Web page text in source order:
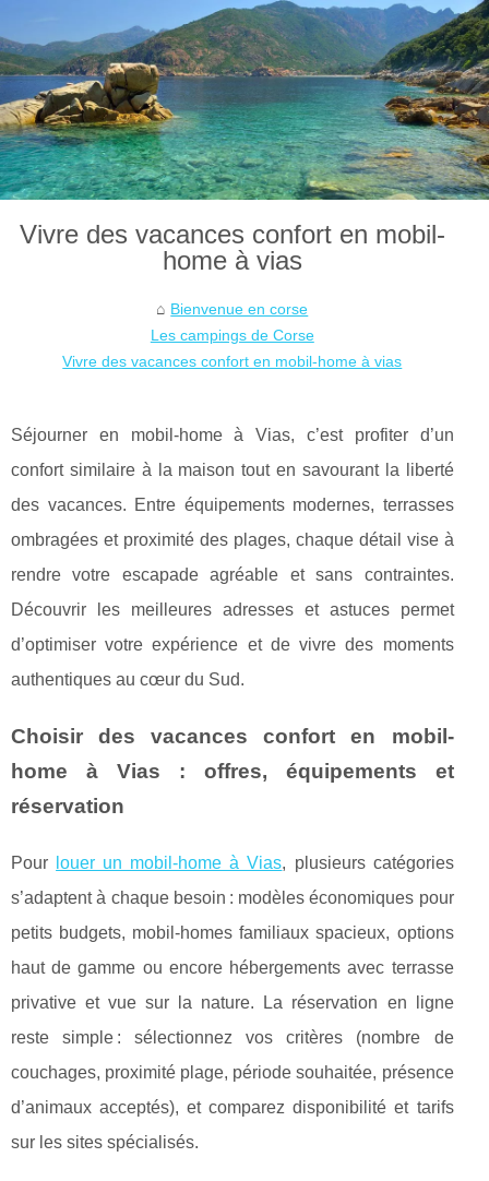
Vivre des vacances confort en mobil-
home à vias
Bienvenue en corse
Les campings de Corse
Vivre des vacances confort en mobil-home à vias
Séjourner en mobil-home à Vias, c’est profiter d’un
confort similaire à la maison tout en savourant la liberté
des vacances. Entre équipements modernes, terrasses
ombragées et proximité des plages, chaque détail vise à
rendre votre escapade agréable et sans contraintes.
Découvrir les meilleures adresses et astuces permet
d’optimiser votre expérience et de vivre des moments
authentiques au cœur du Sud.
Choisir des vacances confort en mobil-
home à Vias : offres, équipements et
réservation
Pour louer un mobil-home à Vias, plusieurs catégories
s’adaptent à chaque besoin : modèles économiques pour
petits budgets, mobil-homes familiaux spacieux, options
haut de gamme ou encore hébergements avec terrasse
privative et vue sur la nature. La réservation en ligne
reste simple : sélectionnez vos critères (nombre de
couchages, proximité plage, période souhaitée, présence
d’animaux acceptés), et comparez disponibilité et tarifs
sur les sites spécialisés.